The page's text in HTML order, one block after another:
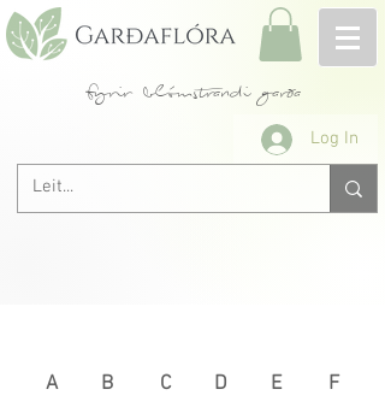
fyrir blómstrandi garða
Log In
A
B
C D
E
F